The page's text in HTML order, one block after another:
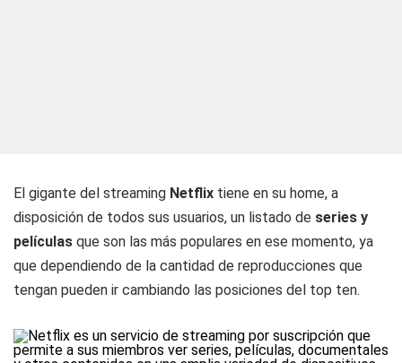
El gigante del streaming Netflix tiene en su home, a
disposición de todos sus usuarios, un listado de series y
películas que son las más populares en ese momento, ya
que dependiendo de la cantidad de reproducciones que
tengan pueden ir cambiando las posiciones del top ten.